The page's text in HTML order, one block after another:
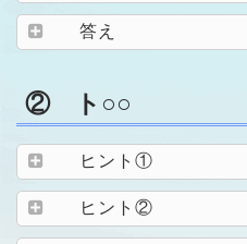
答え
② ト○○
ヒント①
ヒント②